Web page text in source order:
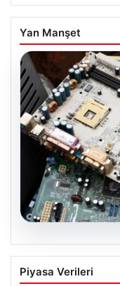
Yan Manşet
08.08.2026
Kurumsal
Dönüşüm
Piyasa Verileri